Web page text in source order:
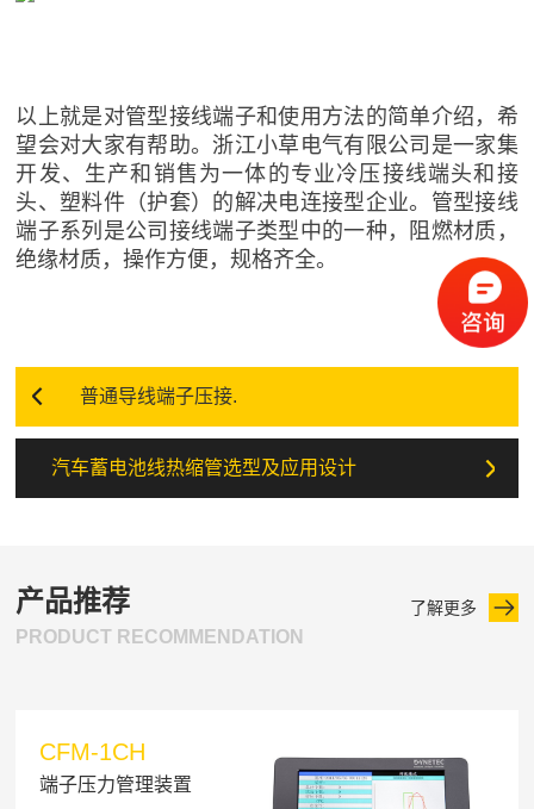
以上就是对管型接线端子和使用方法的简单介绍，希
望会对大家有帮助。浙江小草电气有限公司是一家集
开发、生产和销售为一体的专业冷压接线端头和接
头、塑料件（护套）的解决电连接型企业。管型接线
端子系列是公司接线端子类型中的一种，阻燃材质，
绝缘材质，操作方便，规格齐全。
普通导线端子压接.
汽车蓄电池线热缩管选型及应用设计
产品推荐
PRODUCT RECOMMENDATION
了解更多
CFM-1CH
端子压力管理装置